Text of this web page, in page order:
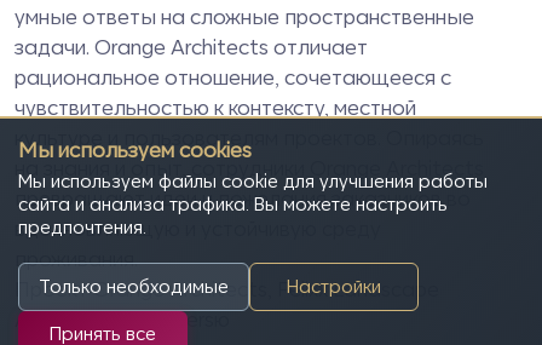
умные ответы на сложные пространственные
задачи. Orange Architects отличает
рациональное отношение, сочетающееся с
чувствительностью к контексту, местной
культуре и пользователям проектов. Опираясь
на знания и опыт, сотрудники
Orange Architects
превращают идеи и пожелания заказчиков во
вдохновляющую и устойчивую среду
проживания.
ПроектOrange Architects, Felixx Landscape
Architects & Plannersю
Мы используем cookies
Мы используем файлы cookie для улучшения работы
сайта и анализа трафика. Вы можете настроить
предпочтения.
Только необходимые Настройки
Принять все